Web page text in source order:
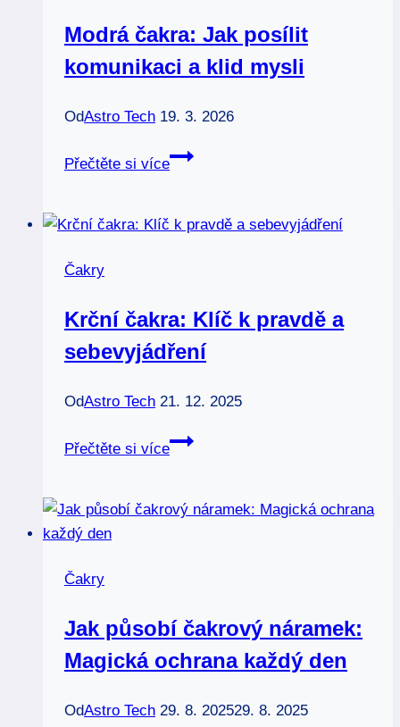
je
uvolnit
Modrá čakra: Jak posílit
komunikaci a klid mysli
OdAstro Tech 19. 3. 2026
Přečtěte si více
Modrá
posílit
mysli
Čakry
Krční čakra: Klíč k pravdě a
sebevyjádření
OdAstro Tech 21. 12. 2025
Přečtěte si více
Krční
k
Čakry
Jak působí čakrový náramek:
Magická ochrana každý den
OdAstro Tech 29. 8. 202529. 8. 2025